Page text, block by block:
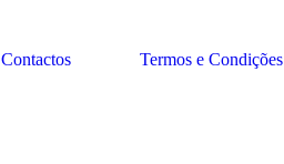
Contactos Termos e Condições